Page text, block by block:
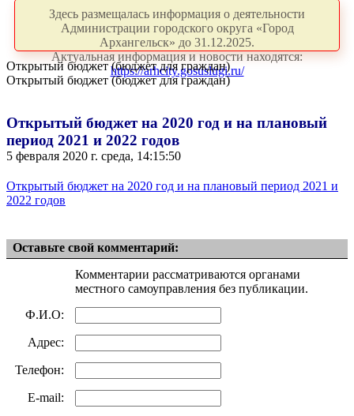
Здесь размещалась информация о деятельности
Администрации городского округа «Город
Архангельск» до 31.12.2025.
Актуальная информация и новости находятся:
https://arhcity.gosuslugi.ru/
Открытый бюджет (бюджет для граждан)
Открытый бюджет (бюджет для граждан)
Открытый бюджет на 2020 год и на плановый
период 2021 и 2022 годов
5 февраля 2020 г. среда, 14:15:50
Открытый бюджет на 2020 год и на плановый период 2021 и
2022 годов
Оставьте свой комментарий:
Комментарии рассматриваются органами
местного самоуправления без публикации.
Ф.И.О:
Адрес:
Телефон:
E-mail: